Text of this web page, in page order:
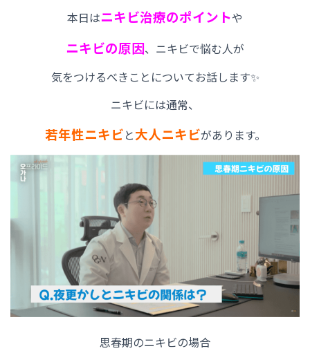
本日はニキビ治療のポイントや
ニキビの原因、ニキビで悩む人が
気をつけるべきことについてお話します✨
ニキビには通常、
若年性ニキビと大人ニキビがあります。
思春期のニキビの場合